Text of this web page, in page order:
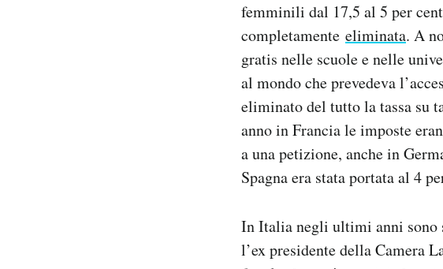
femminili dal 17,5 al 5 per
completamente eliminata. A
gratis nelle scuole e nelle
al mondo che prevedeva
eliminato del tutto la tassa su
anno in Francia le imposte
a una petizione, anche in
Spagna era stata portata al 4
In Italia negli ultimi anni
l’ex presidente della Camera